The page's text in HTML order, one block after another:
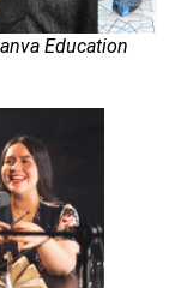
Education